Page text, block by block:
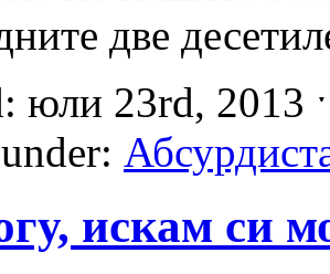
две
юли 23rd, 2013
искам си